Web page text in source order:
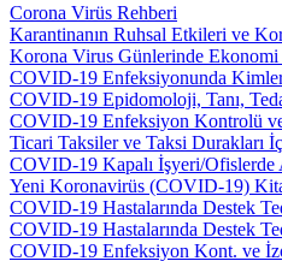
Corona Virüs Rehberi
Karantinanın Ruhsal Etkileri ve
Korona Virus Günlerinde Ekonomi_
COVID-19 Enfeksiyonunda
COVID-19 Epidomoloji, Tanı,
COVID-19 Enfeksiyon Kontrolü
Ticari Taksiler ve Taksi Durakları
COVID-19 Kapalı İşyeri/Ofislerde
Yeni Koronavirüs (COVID-19)
COVID-19 Hastalarında Destek
COVID-19 Hastalarında Destek
COVID-19 Enfeksiyon Kont. ve